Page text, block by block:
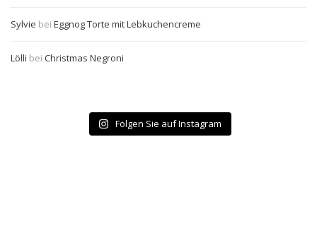
Sylvie bei Eggnog Torte mit Lebkuchencreme
Lölli bei Christmas Negroni
Folgen Sie auf Instagram